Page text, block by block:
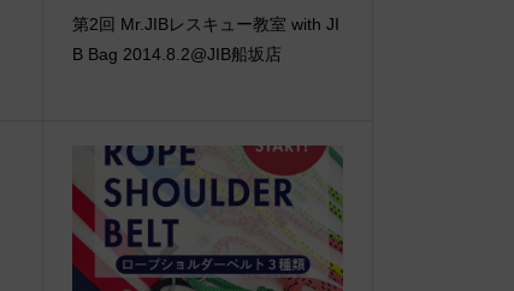
第2回 Mr.JIBレスキュー教室 with JI
B Bag 2014.8.2@JIB船坂店